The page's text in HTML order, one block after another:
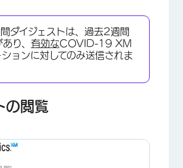
×
ダイジェストは、過去2週間
り、 有効なCOVID-19 XM
ションに対してのみ送信されま
の閲覧